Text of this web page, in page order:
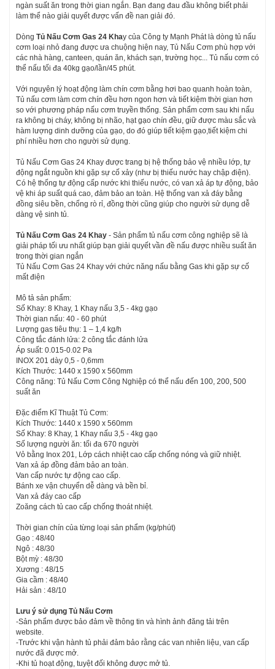
ngàn suất ăn trong thời gian ngắn. Bạn đang đau đầu không biết phải
làm thể nào giải quyết được vấn đề nan giải đó.
Dòng Tủ Nấu Cơm Gas 24 Khay của Công ty Mạnh Phát là dòng tủ nấu
cơm loại nhỏ đang được ưa chuộng hiện nay, Tủ Nấu Cơm phù hợp với
các nhà hàng, canteen, quán ăn, khách sạn, trường học... Tủ nấu cơm có
thể nấu tối đa 40kg gạo/lần/45 phút.
Với nguyên lý hoạt động làm chín cơm bằng hơi bao quanh hoàn toàn,
Tủ nấu cơm làm cơm chín đều hơn ngon hơn và tiết kiệm thời gian hơn
so với phương pháp nấu cơm truyền thống. Sản phẩm cơm sau khi nấu
ra không bị cháy, không bị nhão, hạt gạo chín đều, giữ được màu sắc và
hàm lượng dinh dưỡng của gạo, do đó giúp tiết kiệm gạo,tiết kiệm chi
phí nhiều hơn cho người sử dụng.
Tủ Nấu Cơm Gas 24 Khay được trang bị hệ thống bảo vệ nhiều lớp, tự
động ngắt nguồn khi gặp sự cố xảy (như bị thiếu nước hay chập điện).
Có hệ thống tự động cấp nước khi thiếu nước, có van xả áp tự động, bảo
vệ khi áp suất quá cao, đảm bảo an toàn. Hệ thống van xả đáy bằng
đồng siêu bền, chống rò rỉ, đồng thời cũng giúp cho người sử dụng dễ
dàng vệ sinh tủ.
Tủ Nấu Cơm Gas 24 Khay - Sản phẩm tủ nấu cơm công nghiệp sẽ là
giải pháp tối ưu nhất giúp bạn giải quyết vần đề nấu được nhiều suất ăn
trong thời gian ngắn
Tủ Nấu Cơm Gas 24 Khay với chức năng nấu bằng Gas khi gặp sự cố
mất điện
Mô tả sản phẩm:
Số Khay: 8 Khay, 1 Khay nấu 3,5 - 4kg gạo
Thời gian nấu: 40 - 60 phút
Lượng gas tiêu thụ: 1 – 1,4 kg/h
Công tắc đánh lửa: 2 công tắc đánh lửa
Áp suất: 0.015-0.02 Pa
INOX 201 dày 0,5 - 0,6mm
Kích Thước: 1440 x 1590 x 560mm
Công năng: Tủ Nấu Cơm Công Nghiệp có thể nấu đến 100, 200, 500
suất ăn
Đặc điểm Kĩ Thuật Tủ Cơm:
Kích Thước: 1440 x 1590 x 560mm
Số Khay: 8 Khay, 1 Khay nấu 3,5 - 4kg gạo
Số lượng người ăn: tối đa 670 người
Vỏ bằng Inox 201, Lớp cách nhiệt cao cấp chống nóng và giữ nhiệt.
Van xả áp đồng đảm bảo an toàn.
Van cấp nước tự động cao cấp.
Bánh xe vận chuyển dễ dàng và bền bỉ.
Van xả đáy cao cấp
Zoăng cách tủ cao cấp chống thoát nhiệt.
Thời gian chín của từng loại sản phẩm (kg/phút)
Gạo : 48/40
Ngô : 48/30
Bột mỳ : 48/30
Xương : 48/15
Gia cầm : 48/40
Hải sản : 48/10
Lưu ý sử dụng Tủ Nấu Cơm
-Sản phẩm được bảo đảm về thông tin và hình ảnh đăng tải trên
website.
-Trước khi vận hành tủ phải đảm bảo rằng các van nhiên liệu, van cấp
nước đã được mở.
-Khi tủ hoạt động, tuyệt đối không được mở tủ.